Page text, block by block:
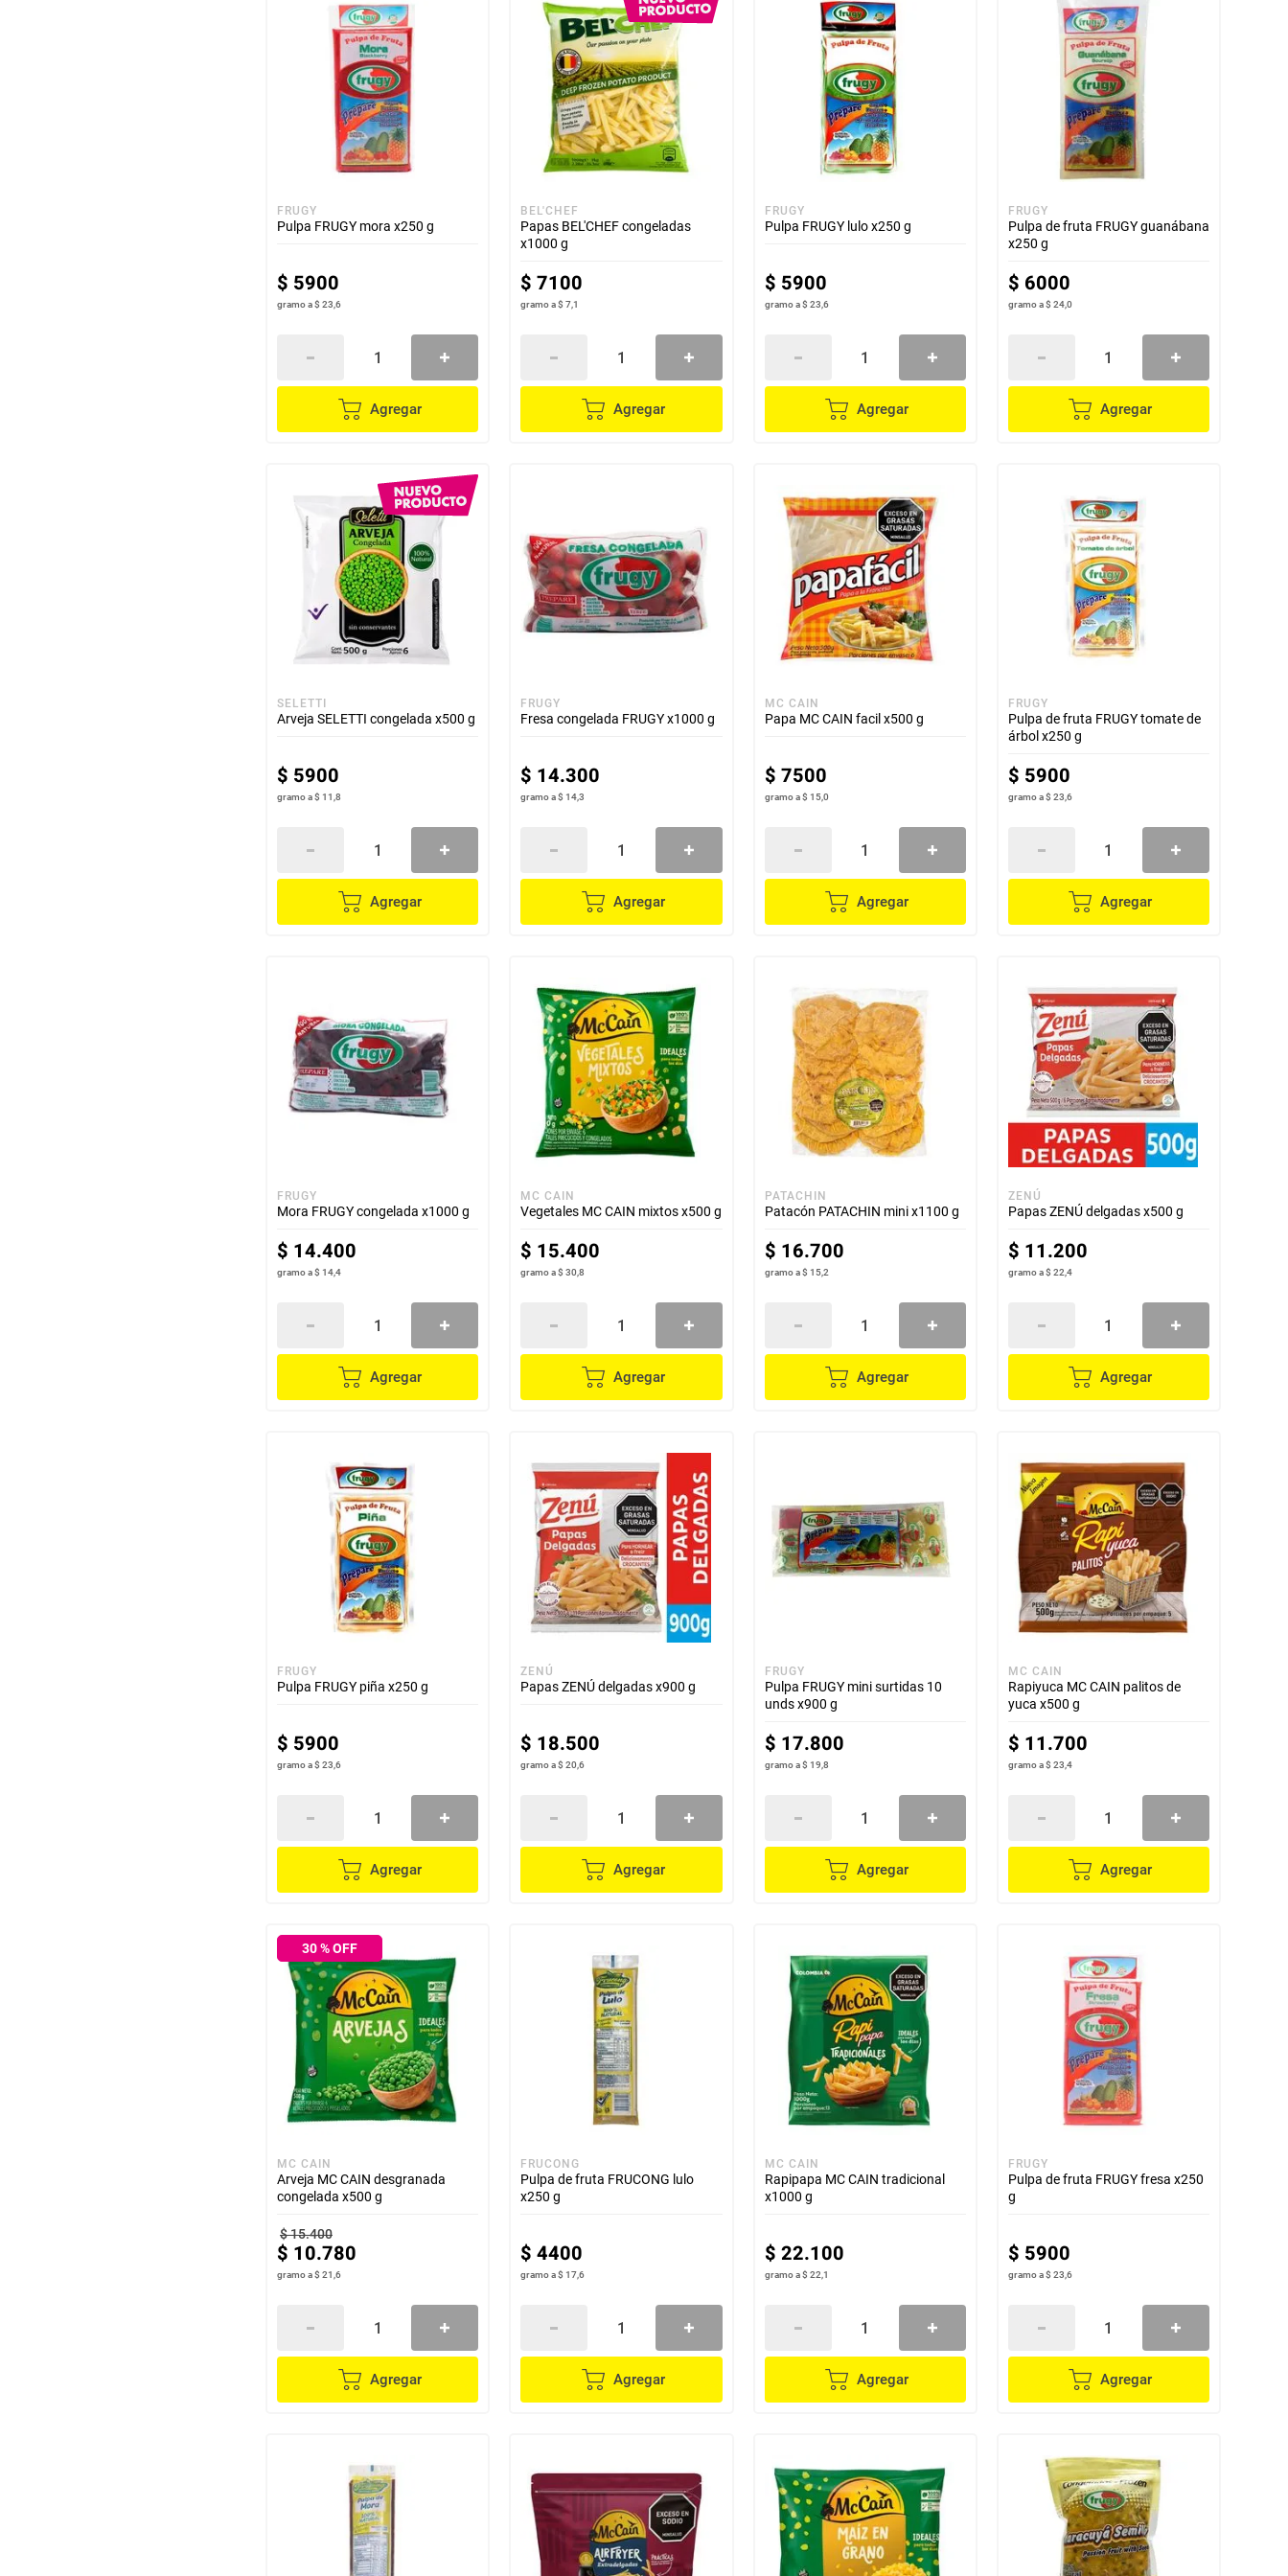
FRUGY
Pulpa FRUGY mora x250 g
$ 5900
gramoa$ 23,6
Agregar
BEL'CHEF
Papas BEL'CHEF congeladas
x1000 g
$ 7100
gramoa$ 7,1
Agregar
FRUGY
Pulpa FRUGY lulo x250 g
$ 5900
gramoa$ 23,6
Agregar
FRUGY
Pulpa de fruta FRUGY guanábana
x250 g
$ 6000
gramoa$ 24,0
Agregar
SELETTI
Arveja SELETTI congelada x500 g
$ 5900
gramoa$ 11,8
Agregar
FRUGY
Fresa congelada FRUGY x1000 g
$ 14.300
gramoa$ 14,3
Agregar
MC CAIN
Papa MC CAIN facil x500 g
$ 7500
gramoa$ 15,0
Agregar
FRUGY
Pulpa de fruta FRUGY tomate de
árbol x250 g
$ 5900
gramoa$ 23,6
Agregar
FRUGY
Mora FRUGY congelada x1000 g
$ 14.400
gramoa$ 14,4
Agregar
MC CAIN
Vegetales MC CAIN mixtos x500 g
$ 15.400
gramoa$ 30,8
Agregar
PATACHIN
Patacón PATACHIN mini x1100 g
$ 16.700
gramoa$ 15,2
Agregar
ZENÚ
Papas ZENÚ delgadas x500 g
$ 11.200
gramoa$ 22,4
Agregar
FRUGY
Pulpa FRUGY piña x250 g
$ 5900
gramoa$ 23,6
Agregar
ZENÚ
Papas ZENÚ delgadas x900 g
$ 18.500
gramoa$ 20,6
Agregar
FRUGY
Pulpa FRUGY mini surtidas 10
unds x900 g
$ 17.800
gramoa$ 19,8
Agregar
MC CAIN
Rapiyuca MC CAIN palitos de
yuca x500 g
$ 11.700
gramoa$ 23,4
Agregar
30% OFF
MC CAIN
Arveja MC CAIN desgranada
congelada x500 g
$15.400
$ 10.780
gramoa$ 21,6
Agregar
FRUCONG
Pulpa de fruta FRUCONG lulo
x250 g
$ 4400
gramoa$ 17,6
Agregar
MC CAIN
Rapipapa MC CAIN tradicional
x1000 g
$ 22.100
gramoa$ 22,1
Agregar
FRUGY
Pulpa de fruta FRUGY fresa x250
g
$ 5900
gramoa$ 23,6
Agregar